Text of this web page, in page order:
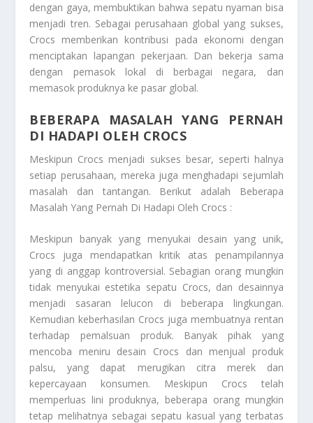
dengan gaya, membuktikan bahwa sepatu nyaman bisa
menjadi tren. Sebagai perusahaan global yang sukses,
Crocs memberikan kontribusi pada ekonomi dengan
menciptakan lapangan pekerjaan. Dan bekerja sama
dengan pemasok lokal di berbagai negara, dan
memasok produknya ke pasar global.
BEBERAPA MASALAH YANG PERNAH
DI HADAPI OLEH CROCS
Meskipun Crocs menjadi sukses besar, seperti halnya
setiap perusahaan, mereka juga menghadapi sejumlah
masalah dan tantangan. Berikut adalah
Beberapa
Masalah Yang Pernah Di Hadapi Oleh Crocs :
Meskipun banyak yang menyukai desain yang unik,
Crocs juga mendapatkan kritik atas penampilannya
yang di anggap kontroversial. Sebagian orang mungkin
tidak menyukai estetika sepatu Crocs, dan desainnya
menjadi sasaran lelucon di beberapa lingkungan.
Kemudian keberhasilan Crocs juga membuatnya rentan
terhadap pemalsuan produk. Banyak pihak yang
mencoba meniru desain Crocs dan menjual produk
palsu, yang dapat merugikan citra merek dan
kepercayaan konsumen. Meskipun Crocs telah
memperluas lini produknya, beberapa orang mungkin
tetap melihatnya sebagai sepatu kasual yang terbatas